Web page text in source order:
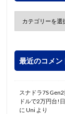
最近のコメン
スナドラ7S
ドルで2万円台!
に Uni より